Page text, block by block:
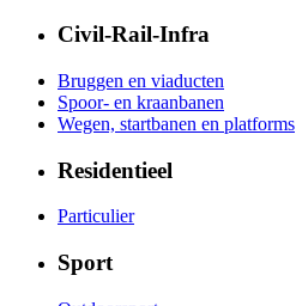
Civil-Rail-Infra
Bruggen en viaducten
Spoor- en kraanbanen
Wegen, startbanen en platforms
Residentieel
Particulier
Sport